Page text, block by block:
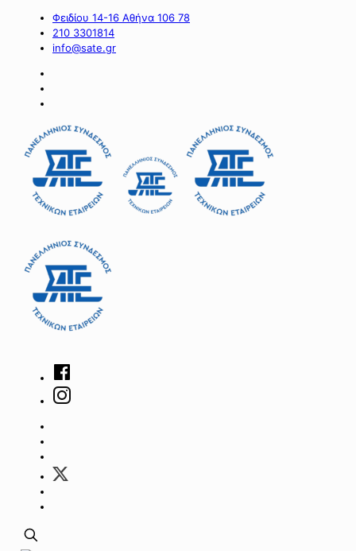
Φειδίου 14-16 Αθήνα 106 78
210 3301814
info@sate.gr